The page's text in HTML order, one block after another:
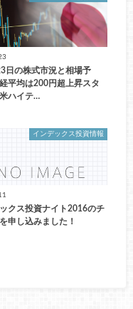
日の株式市況と相場予
平均は200円超上昇スタ
ハイテ…
インデックス投資情報
クス投資ナイト2016のチ
申し込みました！